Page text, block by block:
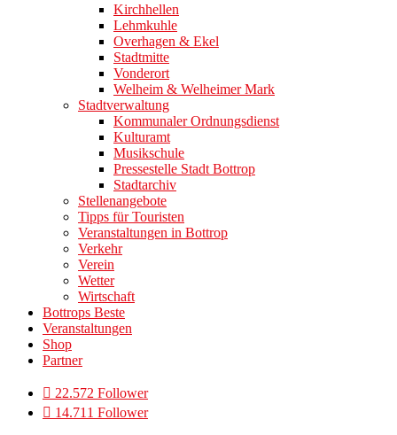
Kirchhellen
Lehmkuhle
Overhagen & Ekel
Stadtmitte
Vonderort
Welheim & Welheimer Mark
Stadtverwaltung
Kommunaler Ordnungsdienst
Kulturamt
Musikschule
Pressestelle Stadt Bottrop
Stadtarchiv
Stellenangebote
Tipps für Touristen
Veranstaltungen in Bottrop
Verkehr
Verein
Wetter
Wirtschaft
Bottrops Beste
Veranstaltungen
Shop
Partner
22.572 Follower
14.711 Follower